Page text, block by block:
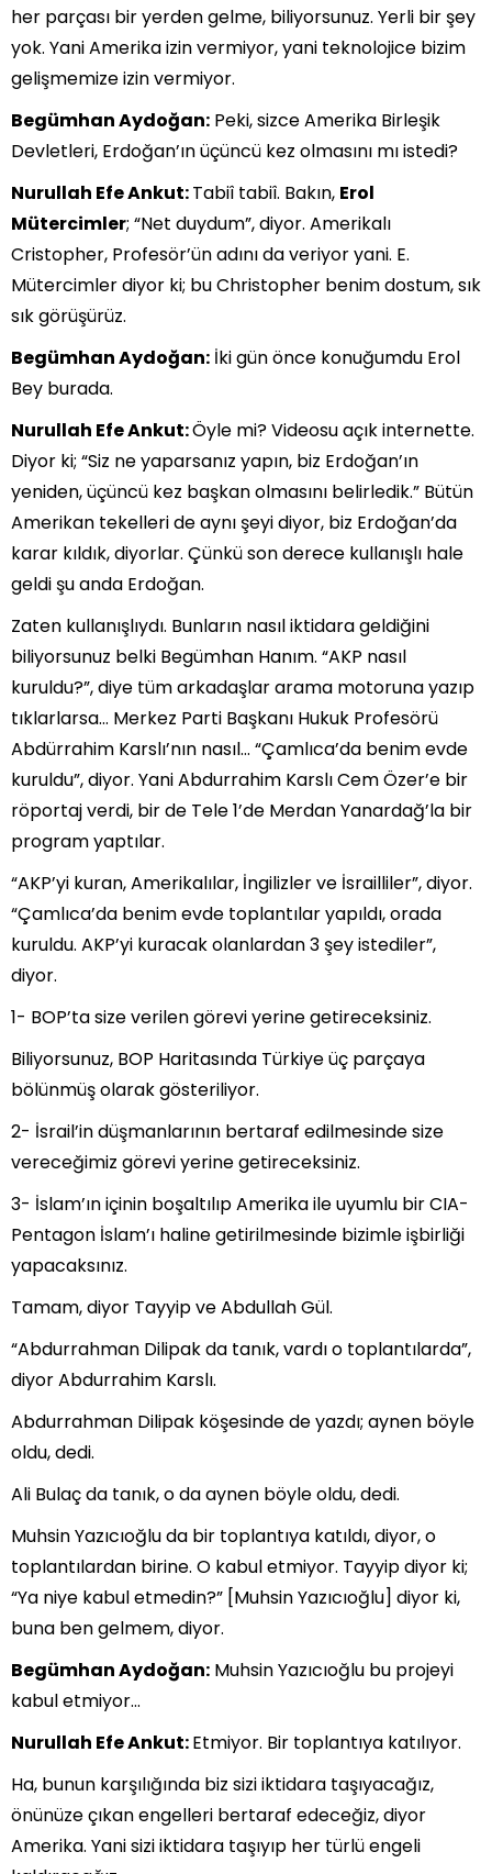
her parçası bir yerden gelme, biliyorsunuz. Yerli bir şey
yok. Yani Amerika izin vermiyor, yani teknolojice bizim
gelişmemize izin vermiyor.
Begümhan Aydoğan: Peki, sizce Amerika Birleşik
Devletleri, Erdoğan’ın üçüncü kez olmasını mı istedi?
Nurullah Efe Ankut:Tabiî tabiî. Bakın, Erol
Mütercimler; “Net duydum”, diyor. Amerikalı
Cristopher, Profesör’ün adını da veriyor yani. E.
Mütercimler diyor ki; bu Christopher benim dostum, sık
sık görüşürüz.
Begümhan Aydoğan: İki gün önce konuğumdu Erol
Bey burada.
Nurullah Efe Ankut:Öyle mi? Videosu açık internette.
Diyor ki; “Siz ne yaparsanız yapın, biz Erdoğan’ın
yeniden, üçüncü kez başkan olmasını belirledik.” Bütün
Amerikan tekelleri de aynı şeyi diyor, biz Erdoğan’da
karar kıldık, diyorlar. Çünkü son derece kullanışlı hale
geldi şu anda Erdoğan.
Zaten kullanışlıydı. Bunların nasıl iktidara geldiğini
biliyorsunuz belki Begümhan Hanım. “AKP nasıl
kuruldu?”, diye tüm arkadaşlar arama motoruna yazıp
tıklarlarsa… Merkez Parti Başkanı Hukuk Profesörü
Abdürrahim Karslı’nın nasıl… “Çamlıca’da benim evde
kuruldu”, diyor. Yani Abdurrahim Karslı Cem Özer’e bir
röportaj verdi, bir de Tele 1’de Merdan Yanardağ’la bir
program yaptılar.
“AKP’yi kuran, Amerikalılar, İngilizler ve İsrailliler”, diyor.
“Çamlıca’da benim evde toplantılar yapıldı, orada
kuruldu. AKP’yi kuracak olanlardan 3 şey istediler”,
diyor.
1- BOP’ta size verilen görevi yerine getireceksiniz.
Biliyorsunuz, BOP Haritasında Türkiye üç parçaya
bölünmüş olarak gösteriliyor.
2- İsrail’in düşmanlarının bertaraf edilmesinde size
vereceğimiz görevi yerine getireceksiniz.
3- İslam’ın içinin boşaltılıp Amerika ile uyumlu bir CIA-
Pentagon İslam’ı haline getirilmesinde bizimle işbirliği
yapacaksınız.
Tamam, diyor Tayyip ve Abdullah Gül.
“Abdurrahman Dilipak da tanık, vardı o toplantılarda”,
diyor Abdurrahim Karslı.
Abdurrahman Dilipak köşesinde de yazdı; aynen böyle
oldu, dedi.
Ali Bulaç da tanık, o da aynen böyle oldu, dedi.
Muhsin Yazıcıoğlu da bir toplantıya katıldı, diyor, o
toplantılardan birine. O kabul etmiyor. Tayyip diyor ki;
“Ya niye kabul etmedin?” [Muhsin Yazıcıoğlu] diyor ki,
buna ben gelmem, diyor.
Begümhan Aydoğan: Muhsin Yazıcıoğlu bu projeyi
kabul etmiyor…
Nurullah Efe Ankut:Etmiyor. Bir toplantıya katılıyor.
Ha, bunun karşılığında biz sizi iktidara taşıyacağız,
önünüze çıkan engelleri bertaraf edeceğiz, diyor
Amerika. Yani sizi iktidara taşıyıp her türlü engeli